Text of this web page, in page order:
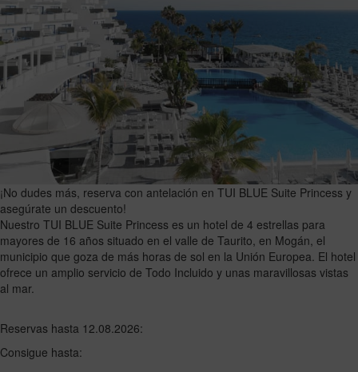
¡No dudes más, reserva con antelación en TUI BLUE Suite Princess y
asegúrate un descuento!
Nuestro TUI BLUE Suite Princess es un hotel de 4 estrellas para
mayores de 16 años situado en el valle de Taurito, en Mogán, el
municipio que goza de más horas de sol en la Unión Europea. El hotel
ofrece un amplio servicio de Todo Incluido y unas maravillosas vistas
al mar.
Reservas hasta 12.08.2026:
Consigue hasta: